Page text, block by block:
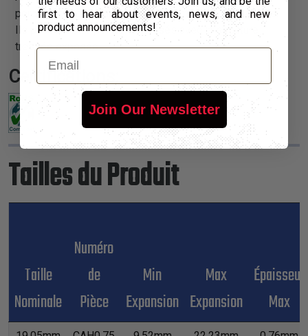
percé et poncé à l'aide d'outils électriques ou manuels.
Ils peuvent être peints ou laissés avec la structure
tressée exposée.
Certifications:
Tailles du Produit
Taille
Nominale
Numéro
de
Pièce
Min
Expansion
Max
Expansion
Épaisseur
Max
first to hear about events, news, and new
product announcements!
Email
Join Our Newsletter